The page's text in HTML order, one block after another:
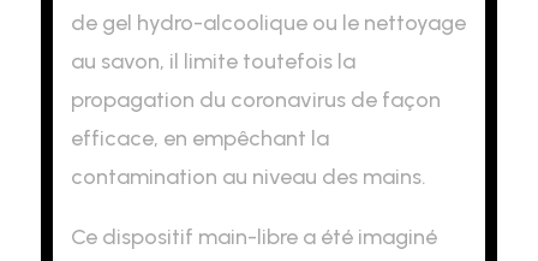
de gel hydro-alcoolique ou le nettoyage
au savon, il limite toutefois la
propagation du coronavirus de façon
efficace, en empêchant la
contamination au niveau des mains.
Ce dispositif main-libre a été imaginé